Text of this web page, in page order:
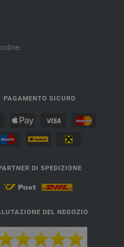
PAGAMENTO SICURO
DI SPEDIZIONE
DEL NEGOZIO